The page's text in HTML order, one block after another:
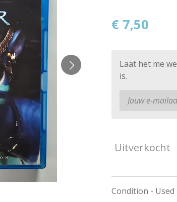
€ 7,50
Laat het me
is.
Uitverkocht
Condition - Used